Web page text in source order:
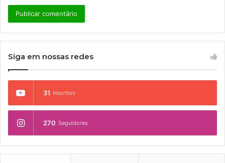
Siga em nossas redes
31 Inscritos
270 Seguidores